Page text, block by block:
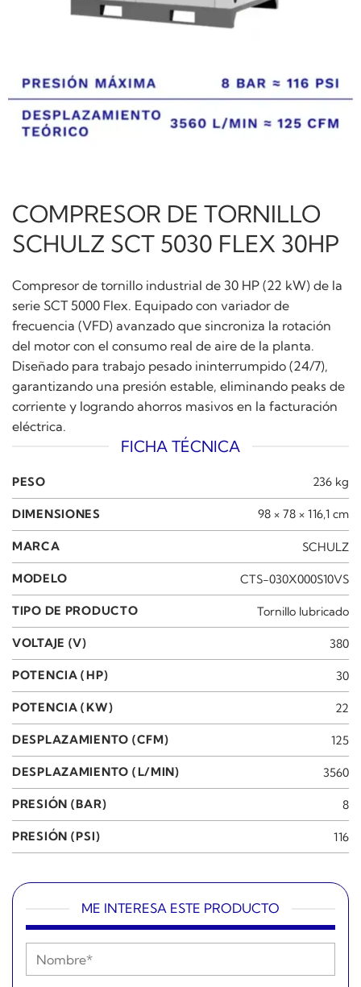
COMPRESOR DE TORNILLO
SCHULZ SCT 5030 FLEX 30HP
Compresor de tornillo industrial de 30 HP (22 kW) de la
serie SCT 5000 Flex. Equipado con variador de
frecuencia (VFD) avanzado que sincroniza la rotación
del motor con el consumo real de aire de la planta.
Diseñado para trabajo pesado ininterrumpido (24/7),
garantizando una presión estable, eliminando peaks de
corriente y logrando ahorros masivos en la facturación
eléctrica.
FICHA TÉCNICA
PESO 236 kg
DIMENSIONES 98 × 78 × 116,1 cm
MARCA SCHULZ
MODELO CTS-030X000S10VS
TIPO DE PRODUCTO Tornillo lubricado
VOLTAJE (V) 380
POTENCIA (HP) 30
POTENCIA (KW) 22
DESPLAZAMIENTO (CFM) 125
DESPLAZAMIENTO (L/MIN) 3560
PRESIÓN (BAR) 8
PRESIÓN (PSI) 116
ME INTERESA ESTE PRODUCTO